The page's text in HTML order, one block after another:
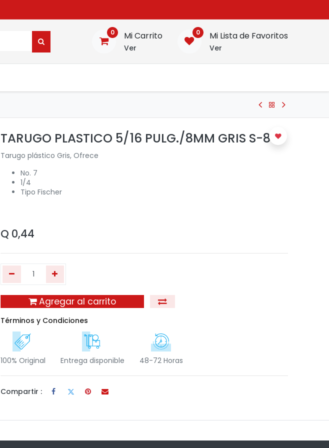
0 Mi Carrito
Ver
0 Mi Lista de Favoritos
Ver
TARUGO PLASTICO 5/16 PULG./8MM GRIS S-8
Tarugo plástico Gris, Ofrece
No. 7
1/4
Tipo Fischer
Q 0,44
Agregar al carrito
Términos y Condiciones
100% Original Entrega disponible 48-72 Horas
Compartir :